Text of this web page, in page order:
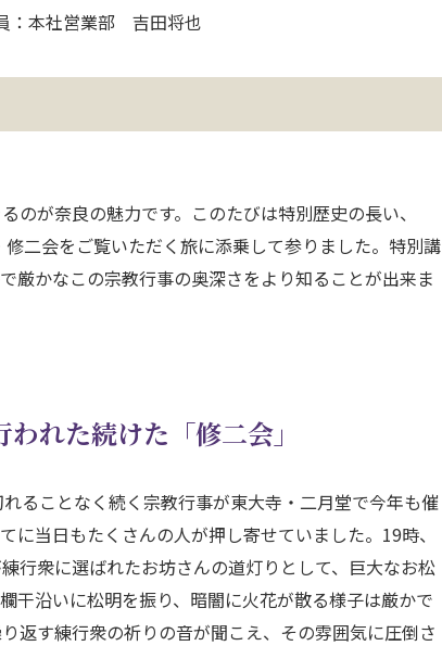
：本社営業部 吉田将也
が奈良の魅力です。このたびは特別歴史の長い、
二会をご覧いただく旅に添乗して参りました。特別講
厳かなこの宗教行事の奥深さをより知ることが出来ま
れた続けた「修二会」
ることなく続く宗教行事が東大寺・二月堂で今年も催
当日もたくさんの人が押し寄せていました。19時、
行衆に選ばれたお坊さんの道灯りとして、巨大なお松
干沿いに松明を振り、暗闇に火花が散る様子は厳かで
返す練行衆の祈りの音が聞こえ、その雰囲気に圧倒さ